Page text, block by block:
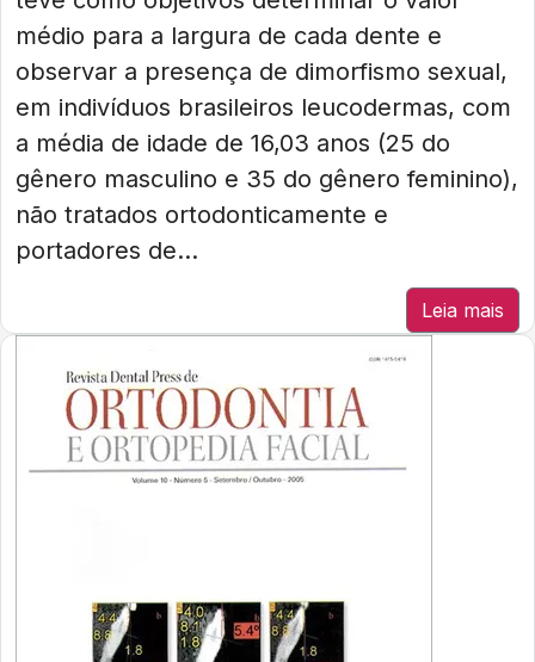
médio para a largura de cada dente e
observar a presença de dimorfismo sexual,
em indivíduos brasileiros leucodermas, com
a média de idade de 16,03 anos (25 do
gênero masculino e 35 do gênero feminino),
não tratados ortodonticamente e
portadores de...
Leia mais